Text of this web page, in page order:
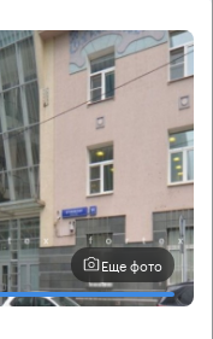
Еще фото